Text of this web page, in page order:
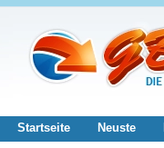
Startseite Neuste